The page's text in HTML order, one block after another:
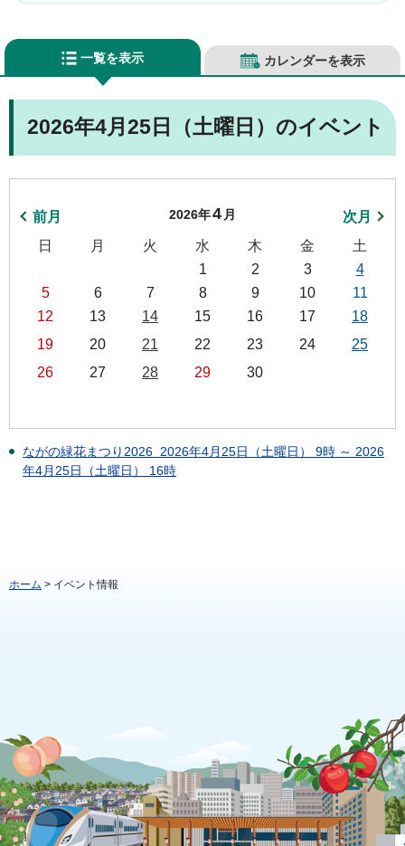
一覧を表示 カレンダーを表示
2026年4月25日（土曜日）のイベント
前月 2026年4 月
次月
日
月 火 水 木 金
土
1
2 3
4
5
6 7 8 9 10
11
12
13 14 15 16 17
18
19
20 21 22 23 24
25
26
27 28 29 30
ながの緑花まつり2026 2026年4月25日（土曜日） 9時 ～ 2026
年4月25日（土曜日） 16時
ホーム > イベント情報